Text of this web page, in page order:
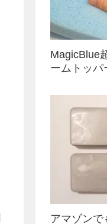
MagicBlue
ームトッパ
アマゾンで